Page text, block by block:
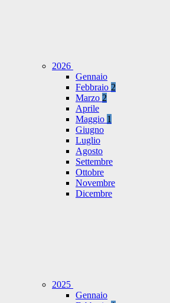
2026
Gennaio
Febbraio 2
Marzo 2
Aprile
Maggio 1
Giugno
Luglio
Agosto
Settembre
Ottobre
Novembre
Dicembre
2025
Gennaio